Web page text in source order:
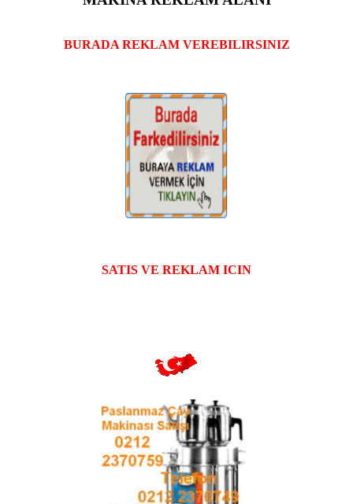
BURADA REKLAM VEREBILIRSINIZ
SATIS VE REKLAM ICIN